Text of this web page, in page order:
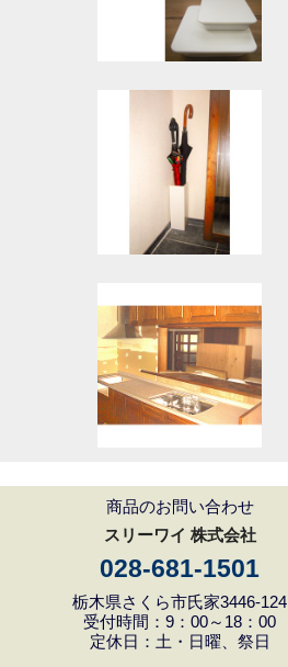
商品のお問い合わせ
スリーワイ 株式会社
028-681-1501
栃木県さくら市氏家3446-124
受付時間：9：00～18：00
定休日：土・日曜、祭日